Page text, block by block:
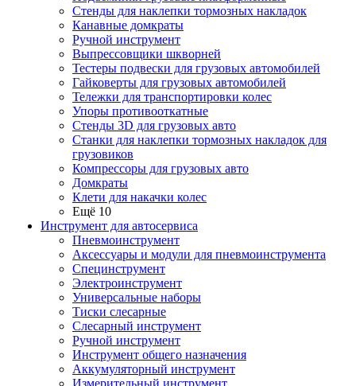
Стенды для наклепки тормозных накладок
Канавные домкраты
Ручной инструмент
Выпрессовщики шкворней
Тестеры подвески для грузовых автомобилей
Гайковерты для грузовых автомобилей
Тележки для транспортировки колес
Упоры противооткатные
Стенды 3D для грузовых авто
Станки для наклепки тормозных накладок для
грузовиков
Компрессоры для грузовых авто
Домкраты
Клети для накачки колес
Ещё 10
Инструмент для автосервиса
Пневмоинструмент
Аксессуары и модули для пневмоинструмента
Специнструмент
Электроинструмент
Универсальные наборы
Тиски слесарные
Слесарный инструмент
Ручной инструмент
Инструмент общего назначения
Аккумуляторный инструмент
Измерительный инструмент